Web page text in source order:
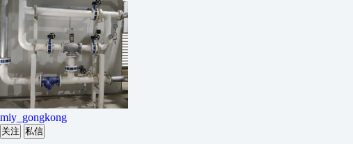
miy_gongkong
关注 私信